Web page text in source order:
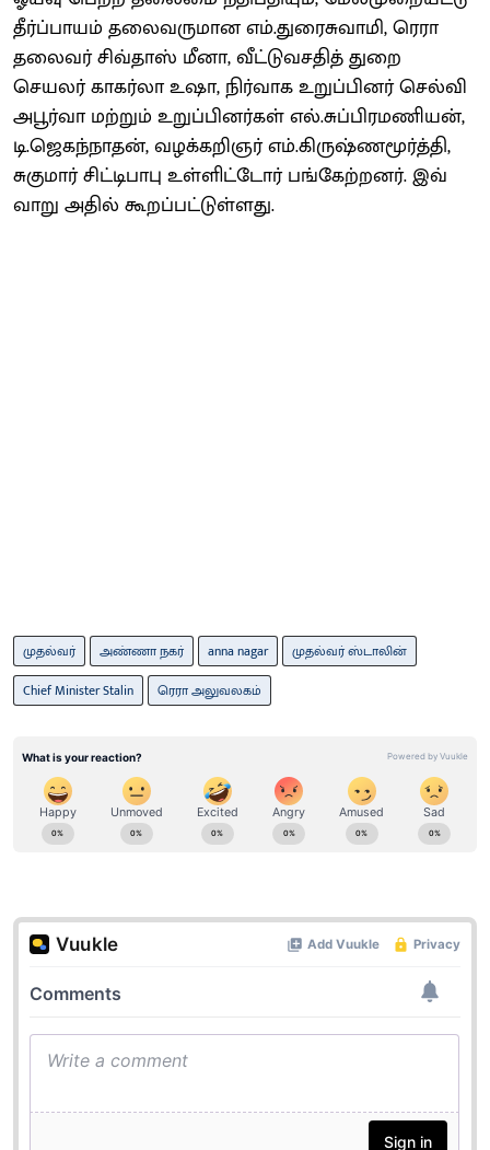
தீர்ப்​பா​யம் தலை​வரு​மான எம்​.துரைசு​வாமி, ரெரா
தலை​வர் சிவ்​தாஸ் மீனா, வீட்​டு​வச​தித் துறை
செயலர் காகர்லா உஷா, நிர்​வாக உறுப்​பினர் செல்வி
அபூர்வா மற்​றும் உறுப்​பினர்​கள் எல்​.சுப்​பிரமணி​யன்,
டி.ஜெகந்​நாதன், வழக்​கறிஞர் எம்​.கிருஷ்ண​மூர்த்​தி,
சுகு​மார் சிட்​டி​பாபு உள்​ளிட்​டோர் பங்​கேற்​றனர். இவ்​
வாறு அதில் கூறப்​பட்​டுள்​ளது.
முதல்வர் அண்ணா நகர் anna nagar
முதல்வர் ஸ்டாலின்
Chief Minister Stalin
ரெரா அலுவலகம்